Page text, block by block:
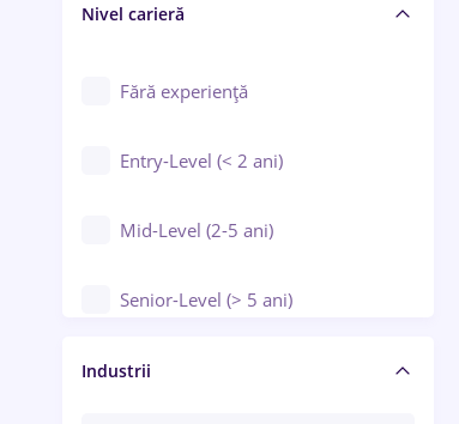
Educație / Training / Arte
Nivel carieră
Fără experiență
Entry-Level (< 2 ani)
Mid-Level (2-5 ani)
Senior-Level (> 5 ani)
Manager / Executiv
Industrii